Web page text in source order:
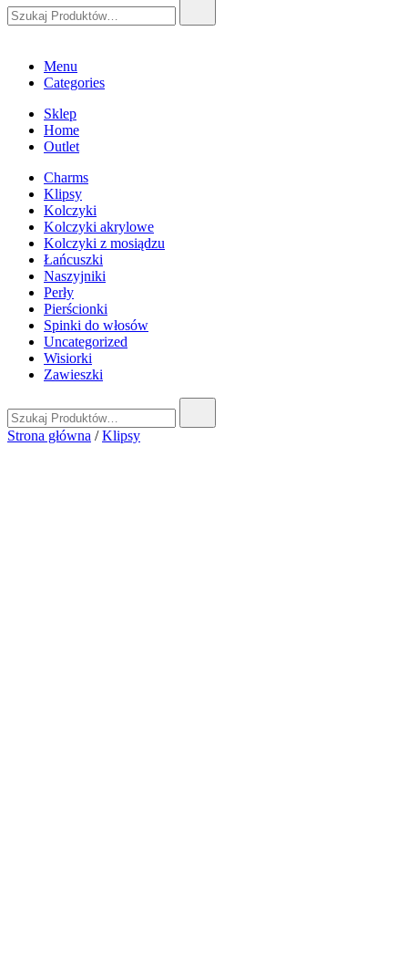
Menu
Categories
Sklep
Home
Outlet
Charms
Klipsy
Kolczyki
Kolczyki akrylowe
Kolczyki z mosiądzu
Łańcuszki
Naszyjniki
Perły
Pierścionki
Spinki do włosów
Uncategorized
Wisiorki
Zawieszki
Strona główna /Klipsy